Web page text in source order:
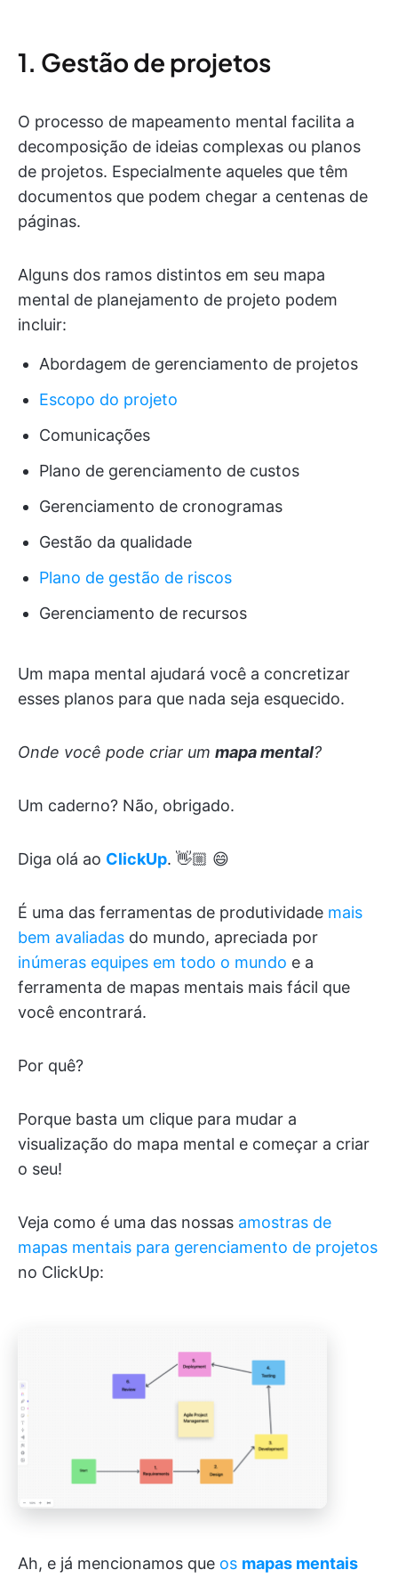
1. Gestão de projetos
O processo de mapeamento mental facilita a
decomposição de ideias complexas ou planos
de projetos. Especialmente aqueles que têm
documentos que podem chegar a centenas de
páginas.
Alguns dos ramos distintos em seu mapa
mental de planejamento de projeto podem
incluir:
Abordagem de gerenciamento de projetos
Escopo do projeto
Comunicações
Plano de gerenciamento de custos
Gerenciamento de cronogramas
Gestão da qualidade
Plano de gestão de riscos
Gerenciamento de recursos
Um mapa mental ajudará você a concretizar
esses planos para que nada seja esquecido.
Onde você pode criar um mapa mental?
Um caderno? Não, obrigado.
Diga olá ao ClickUp. 👋🏼 😄
É uma das ferramentas de produtividade mais
bem avaliadas do mundo, apreciada por
inúmeras equipes em todo o mundo e a
ferramenta de mapas mentais mais fácil que
você encontrará.
Por quê?
Porque basta um clique para mudar a
visualização do mapa mental e começar a criar
o seu!
Veja como é uma das nossas amostras de
mapas mentais para gerenciamento de projetos
no ClickUp:
Ah, e já mencionamos que os mapas mentais